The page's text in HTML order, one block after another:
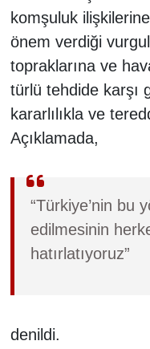
komşuluk
önem verdiği
topraklarına ve
türlü tehdide karşı
kararlılıkla ve
Açıklamada,
“Türkiye’nin bu
edilmesinin
hatırlatıyoruz”
denildi.